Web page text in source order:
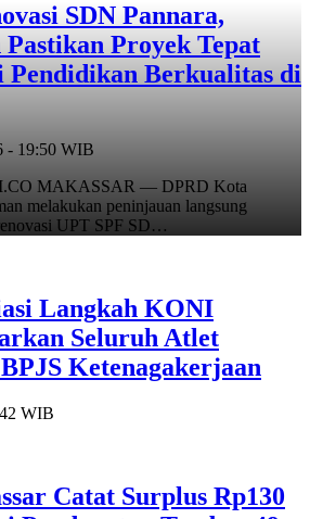
SDN Pannara,
Proyek Tepat
Pendidikan Berkualitas di
- 19:50 WIB
MAKASSAR — DPRD Kota
melakukan peninjauan langsung
UPT SPF SD…
Langkah KONI
Seluruh Atlet
Ketenagakerjaan
WIB
Catat Surplus Rp130